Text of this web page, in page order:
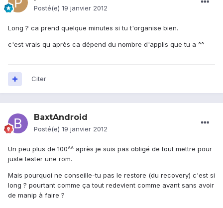
Posté(e) 19 janvier 2012
Long ? ca prend quelque minutes si tu t'organise bien.
c'est vrais qu après ca dépend du nombre d'applis que tu a ^^
Citer
BaxtAndroid
Posté(e) 19 janvier 2012
Un peu plus de 100^^ après je suis pas obligé de tout mettre pour
juste tester une rom.
Mais pourquoi ne conseille-tu pas le restore (du recovery) c'est si
long ? pourtant comme ça tout redevient comme avant sans avoir
de manip à faire ?